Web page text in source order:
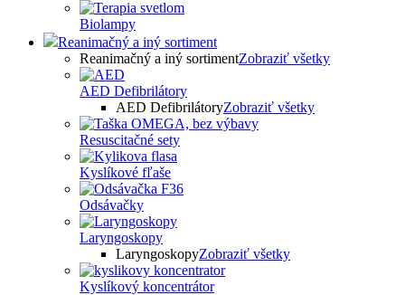
Biolampy
Reanimačný a iný sortiment
Reanimačný a iný sortimentZobraziť všetky
AED Defibrilátory
AED DefibrilátoryZobraziť všetky
Resuscitačné sety
Kyslíkové fľaše
Odsávačky
Laryngoskopy
LaryngoskopyZobraziť všetky
Kyslíkový koncentrátor